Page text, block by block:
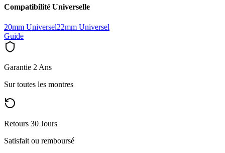
Compatibilité Universelle
20mm Universel22mm Universel
Guide
Garantie 2 Ans
Sur toutes les montres
Retours 30 Jours
Satisfait ou remboursé